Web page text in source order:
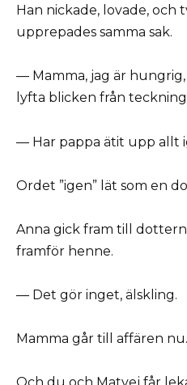
Han nickade, lovade, och
upprepades samma sak.
— Mamma, jag är
lyfta blicken från
— Har pappa ätit upp allt
Ordet ”igen” lät som en
Anna gick fram till
framför henne.
— Det gör inget, älskling.
Mamma går till affären nu.